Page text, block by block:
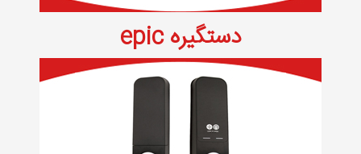
دستگیره epic